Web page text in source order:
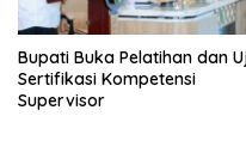
Bupati Buka Pelatihan dan
Sertifikasi Kompetensi
Supervisor